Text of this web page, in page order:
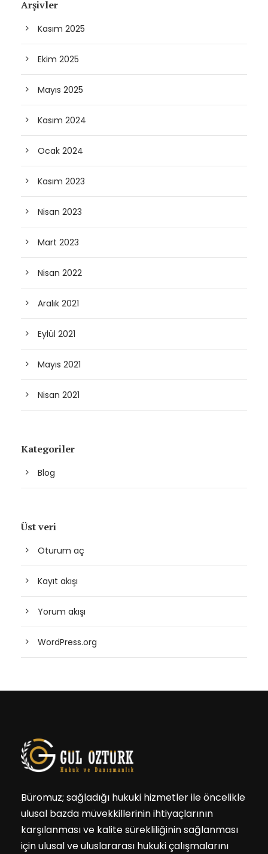
Arşivler
Kasım 2025
Ekim 2025
Mayıs 2025
Kasım 2024
Ocak 2024
Kasım 2023
Nisan 2023
Mart 2023
Nisan 2022
Aralık 2021
Eylül 2021
Mayıs 2021
Nisan 2021
Kategoriler
Blog
Üst veri
Oturum aç
Kayıt akışı
Yorum akışı
WordPress.org
Büromuz; sağladığı hukuki hizmetler ile öncelikle
ulusal bazda müvekkillerinin ihtiyaçlarının
karşılanması ve kalite sürekliliğinin sağlanması
için ulusal ve uluslararası hukuki çalışmalarını